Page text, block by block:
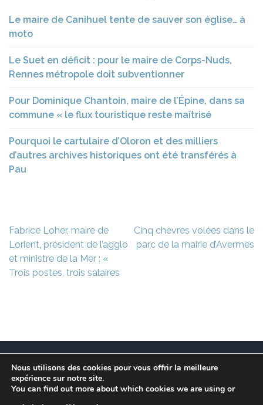
Le maire de Canihuel tente de sauver son église… à
moto
Le Suet en déficit : pour le maire de Corps-Nuds,
Rennes métropole doit subventionner
Pour Dominique Chantoin, maire de l’Épine, dans sa
commune « le flux touristique reste maîtrisé
Pourquoi le cartulaire d’Oloron et des milliers
d’autres archives historiques ont été transférés à
Pau
Navigation
de
l’article
Fabrice Loher, maire de
Lorient, président de l’agglo
et ministre de la Mer : «
Trois postes, trois salaires
Cinq chèvres volées dans le
parc de la mairie d’Avermes
Ce site est à l’initiative de l’association des Maires
Franciliens dans un but de recherche et de conservation
des informations et données disparues des communes
Nous utilisons des cookies pour vous offrir la meilleure
expérience sur notre site.
You can find out more about which cookies we are using or